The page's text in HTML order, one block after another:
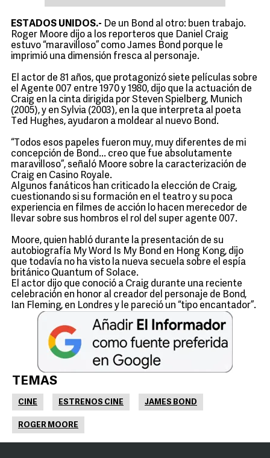
ESTADOS UNIDOS.- De un Bond al otro: buen trabajo.
Roger Moore dijo a los reporteros que Daniel Craig
estuvo “maravilloso” como James Bond porque le
imprimió una dimensión fresca al personaje.
El actor de 81 años, que protagonizó siete películas sobre
el Agente 007 entre 1970 y 1980, dijo que la actuación de
Craig en la cinta dirigida por Steven Spielberg, Munich
(2005), y en Sylvia (2003), en la que interpreta al poeta
Ted Hughes, ayudaron a moldear al nuevo Bond.
“Todos esos papeles fueron muy, muy diferentes de mi
concepción de Bond... creo que fue absolutamente
maravilloso”, señaló Moore sobre la caracterización de
Craig en Casino Royale.
Algunos fanáticos han criticado la elección de Craig,
cuestionando si su formación en el teatro y su poca
experiencia en filmes de acción lo hacen merecedor de
llevar sobre sus hombros el rol del super agente 007.
Moore, quien habló durante la presentación de su
autobiografía My Word Is My Bond en Hong Kong, dijo
que todavía no ha visto la nueva secuela sobre el espía
británico Quantum of Solace.
El actor dijo que conoció a Craig durante una reciente
celebración en honor al creador del personaje de Bond,
Ian Fleming, en Londres y le pareció un “tipo encantador”.
TEMAS
CINE ESTRENOS CINE JAMES BOND
ROGER MOORE